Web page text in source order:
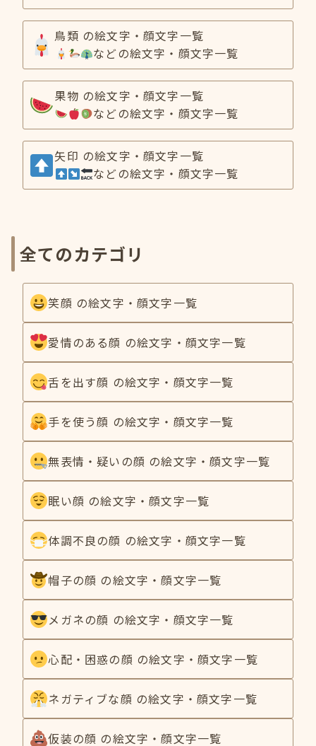
鳥類 の絵文字・顔文字一覧
などの絵文字・顔文字一覧
果物 の絵文字・顔文字一覧
などの絵文字・顔文字一覧
矢印 の絵文字・顔文字一覧
などの絵文字・顔文字一覧
全てのカテゴリ
笑顔 の絵文字・顔文字一覧
愛情のある顔 の絵文字・顔文字一覧
舌を出す顔 の絵文字・顔文字一覧
手を使う顔 の絵文字・顔文字一覧
無表情・疑いの顔 の絵文字・顔文字一覧
眠い顔 の絵文字・顔文字一覧
体調不良の顔 の絵文字・顔文字一覧
帽子の顔 の絵文字・顔文字一覧
メガネの顔 の絵文字・顔文字一覧
心配・困惑の顔 の絵文字・顔文字一覧
ネガティブな顔 の絵文字・顔文字一覧
仮装の顔 の絵文字・顔文字一覧